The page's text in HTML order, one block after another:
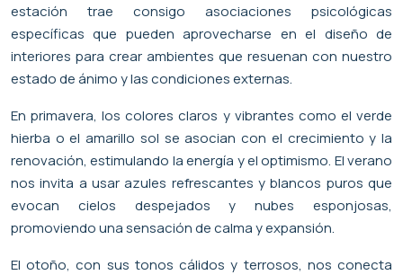
estación trae consigo asociaciones psicológicas
específicas que pueden aprovecharse en el diseño de
interiores para crear ambientes que resuenan con nuestro
estado de ánimo y las condiciones externas.
En primavera, los colores claros y vibrantes como el verde
hierba o el amarillo sol se asocian con el crecimiento y la
renovación, estimulando la energía y el optimismo. El verano
nos invita a usar azules refrescantes y blancos puros que
evocan cielos despejados y nubes esponjosas,
promoviendo una sensación de calma y expansión.
El otoño, con sus tonos cálidos y terrosos, nos conecta